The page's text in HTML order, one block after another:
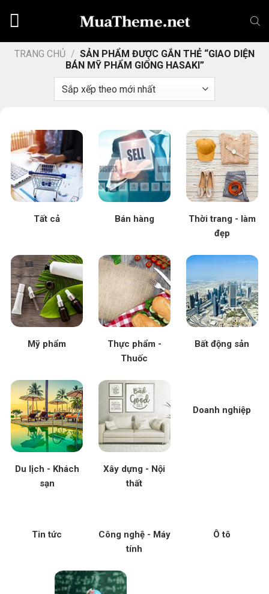
dungTRANG CHỦ / SẢN PHẨM ĐƯỢC GẮN THẺ “GIAO DIỆN
BÁN MỸ PHẨM GIỐNG HASAKI”
Tất cả Bán hàng
Thời trang - làm
đẹp
Mỹ phẩm
Thực phẩm -
Thuốc
Bất động sản
Du lịch - Khách
sạn
Xây dựng - Nội
thất
Doanh nghiệp
Tin tức
Công nghệ - Máy
tính
Ô tô